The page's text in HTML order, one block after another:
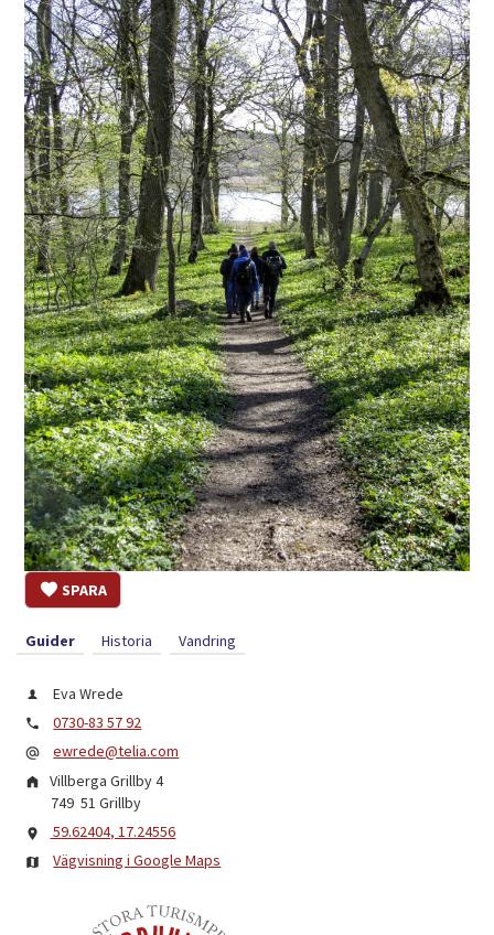
SPARA
Guider Historia Vandring
Eva Wrede
0730-83 57 92
ewrede@telia.com
Villberga Grillby 4
749 51 Grillby
59.62404, 17.24556
Vägvisning i Google Maps